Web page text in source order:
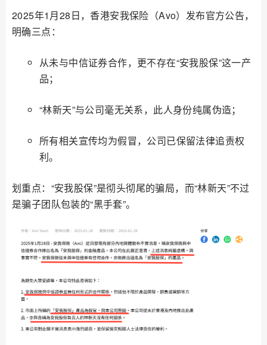
2025年1月28日，香港安我保险（Avo）发布官方公告，
明确三点：
从未与中信证券合作，更不存在“安我股保”这一产
品；
“林新天”与公司毫无关系，此人身份纯属伪造；
所有相关宣传均为假冒，公司已保留法律追责权
利。
划重点：“安我股保”是彻头彻尾的骗局，而“林新天”不过
是骗子团队包装的“黑手套”。